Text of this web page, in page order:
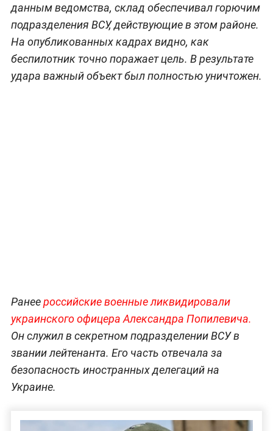
данным ведомства, склад обеспечивал горючим
подразделения ВСУ, действующие в этом районе.
На опубликованных кадрах видно, как
беспилотник точно поражает цель. В результате
удара важный объект был полностью уничтожен.
Ранеероссийские военные ликвидировали
украинского офицера Александра Попилевича.
Он служил в секретном подразделении ВСУ в
звании лейтенанта. Его часть отвечала за
безопасность иностранных делегаций на
Украине.